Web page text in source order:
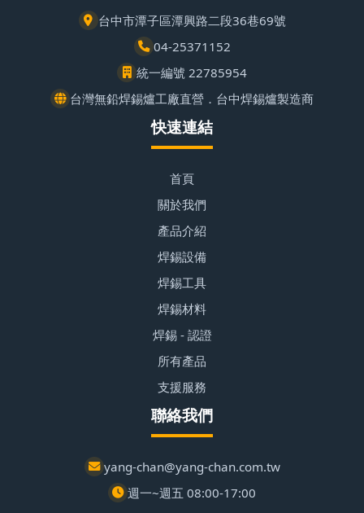
台中市潭子區潭興路二段36巷69號
04-25371152
統一編號 22785954
台灣無鉛焊錫爐工廠直營．台中焊錫爐製造商
快速連結
首頁
關於我們
產品介紹
焊錫設備
焊錫工具
焊錫材料
焊錫 - 認證
所有產品
支援服務
聯絡我們
yang-chan@yang-chan.com.tw
週一~週五 08:00-17:00